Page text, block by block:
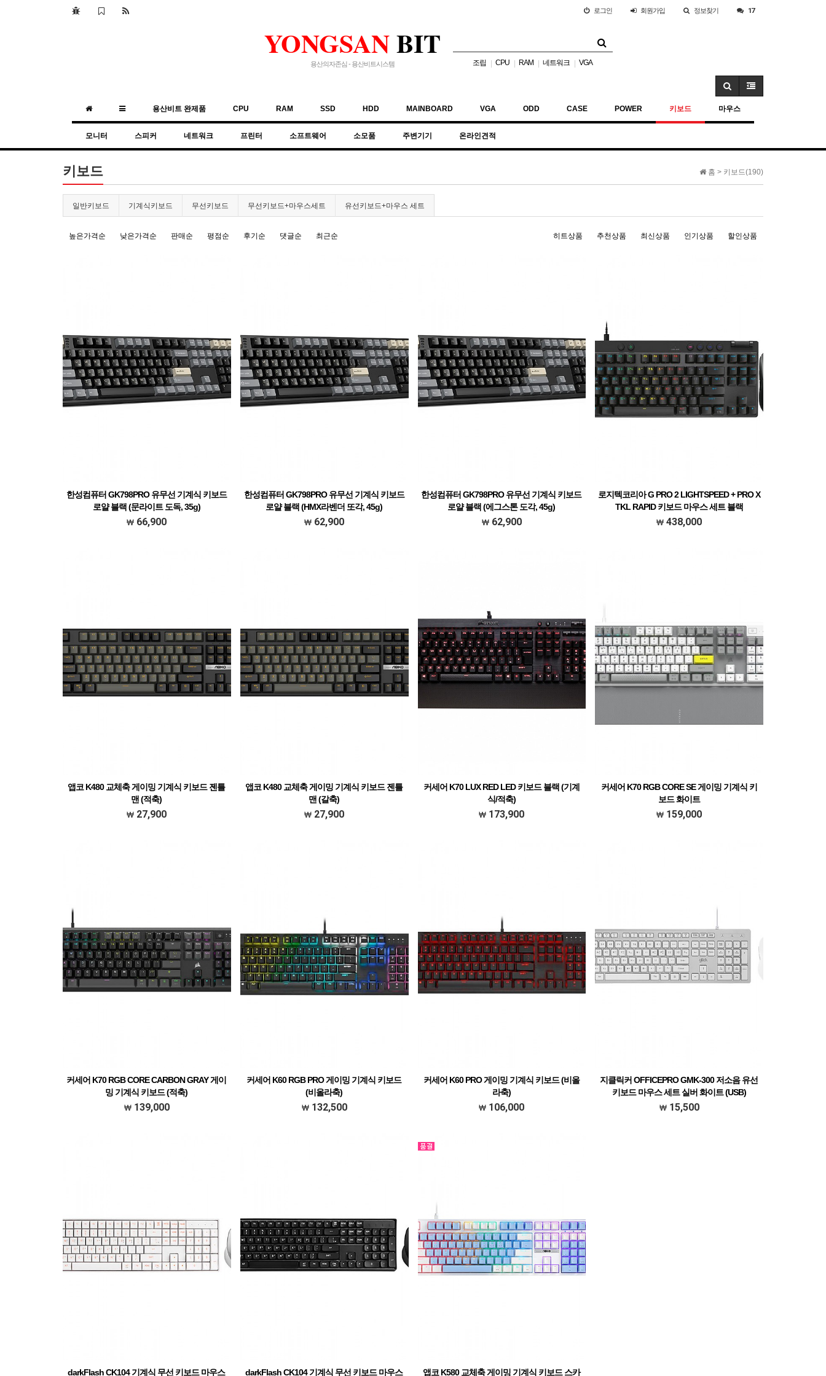
로그인 회원가입 정보찾기 17
YONGSANBIT
용산의자존심 - 용산비트시스템 조립 | CPU | RAM | 네트워크 | VGA
용산비트 완제품 CPU RAM SSD HDD MAINBOARD VGA ODD CASE POWER 키보드 마우스
모니터 스피커 네트워크 프린터 소프트웨어 소모품 주변기기 온라인견적
홈 > 키보드(190)
키보드
일반키보드 기계식키보드 무선키보드 무선키보드+마우스세트 유선키보드+마우스 세트
높은가격순 낮은가격순 판매순 평점순 후기순 댓글순 최근순 히트상품 추천상품 최신상품 인기상품 할인상품
한성컴퓨터 GK798PRO 유무선 기계식 키보드
로얄 블랙 (문라이트 도독, 35g)
66,900
한성컴퓨터 GK798PRO 유무선 기계식 키보드
로얄 블랙 (HMX라벤더 또각, 45g)
62,900
한성컴퓨터 GK798PRO 유무선 기계식 키보드
로얄 블랙 (에그스톤 도각, 45g)
62,900
로지텍코리아 G PRO 2 LIGHTSPEED + PRO X
TKL RAPID 키보드 마우스 세트 블랙
438,000
앱코 K480 교체축 게이밍 기계식 키보드 젠틀
맨 (적축)
27,900
앱코 K480 교체축 게이밍 기계식 키보드 젠틀
맨 (갈축)
27,900
커세어 K70 LUX RED LED 키보드 블랙 (기계
식/적축)
173,900
커세어 K70 RGB CORE SE 게이밍 기계식 키
보드 화이트
159,000
커세어 K70 RGB CORE CARBON GRAY 게이
밍 기계식 키보드 (적축)
139,000
커세어 K60 RGB PRO 게이밍 기계식 키보드
(비올라축)
132,500
커세어 K60 PRO 게이밍 기계식 키보드 (비올
라축)
106,000
지클릭커 OFFICEPRO GMK-300 저소음 유선
키보드 마우스 세트 실버 화이트 (USB)
15,500
darkFlash CK104 기계식 무선 키보드 마우스 darkFlash CK104 기계식 무선 키보드 마우스 앱코 K580 교체축 게이밍 기계식 키보드 스카